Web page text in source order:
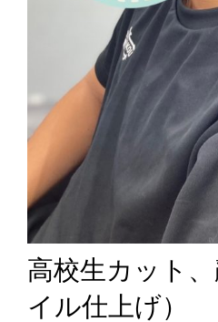
高校生カット
イル仕上げ）